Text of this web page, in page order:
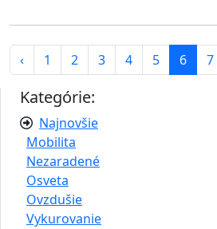
‹ 1 2 3 4 5 6 7
Kategórie:
Najnovšie
Mobilita
Nezaradené
Osveta
Ovzdušie
Vykurovanie